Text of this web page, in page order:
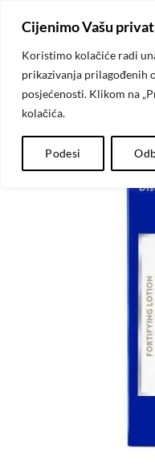
Cijenimo Vašu
Koristimo kolačiće radi
prikazivanja prilagođenih
posjećenosti. Klikom na
kolačića.
Podesi
content